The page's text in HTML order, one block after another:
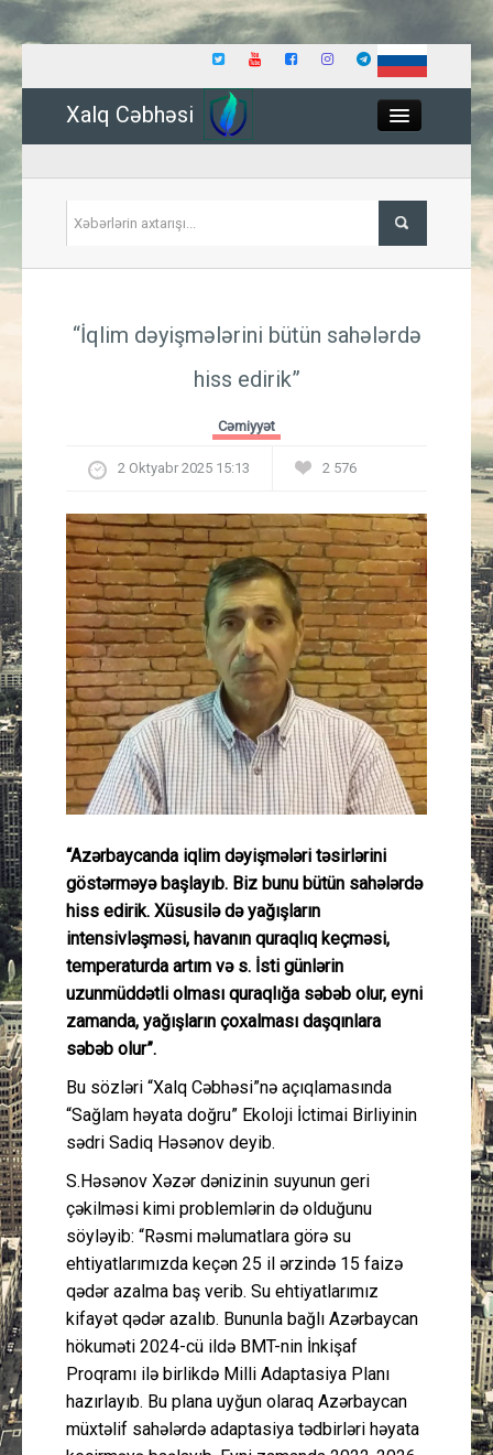
Xalq Cəbhəsi
İqtisadiyyat
Güney Azərbaycan
Mədəniyyət
Müsahibə
İdman
Layihə
Gündəm
Cəmiyyət
Peşə etikası
Əlaqə
“İqlim dəyişmələrini bütün sahələrdə
hiss edirik”
Cəmiyyət
2 Oktyabr 2025 15:13 2 576
“Azərbaycanda iqlim dəyişmələri təsirlərini
göstərməyə başlayıb. Biz bunu bütün sahələrdə
hiss edirik. Xüsusilə də yağışların
intensivləşməsi, havanın quraqlıq keçməsi,
temperaturda artım və s. İsti günlərin
uzunmüddətli olması quraqlığa səbəb olur, eyni
zamanda, yağışların çoxalması daşqınlara
səbəb olur”.
Bu sözləri “Xalq Cəbhəsi”nə açıqlamasında
“Sağlam həyata doğru” Ekoloji İctimai Birliyinin
sədri Sadiq Həsənov deyib.
S.Həsənov Xəzər dənizinin suyunun geri
çəkilməsi kimi problemlərin də olduğunu
söyləyib: “Rəsmi məlumatlara görə su
ehtiyatlarımızda keçən 25 il ərzində 15 faizə
qədər azalma baş verib. Su ehtiyatlarımız
kifayət qədər azalıb. Bununla bağlı Azərbaycan
hökuməti 2024-cü ildə BMT-nin İnkişaf
Proqramı ilə birlikdə Milli Adaptasiya Planı
hazırlayıb. Bu plana uyğun olaraq Azərbaycan
müxtəlif sahələrdə adaptasiya tədbirləri həyata